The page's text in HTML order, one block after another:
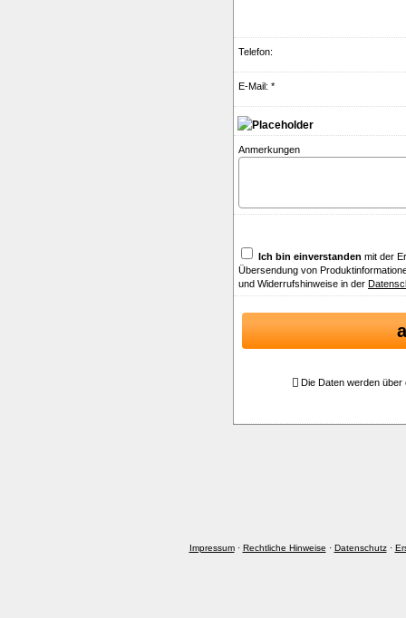
Telefon:
E-Mail: *
Anmerkungen
Ich bin einverstanden mit der
Übersendung von
und Widerrufshinweise in der
Die Daten werden über
Impressum· Rechtliche Hinweise · Datenschutz·